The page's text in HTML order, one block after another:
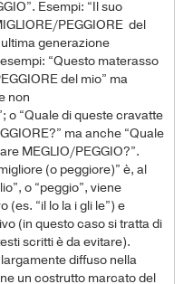
Esempi: “Il suo
PEGGIORE del
generazione
“Questo materasso
del mio” ma
non
o “Quale di queste cravatte
ma anche “Quale
MEGLIO/PEGGIO?”.
(o peggiore)” è, al
o “peggio”, viene
“il lo la i gli le”) e
(in questo caso si tratta di
scritti è da evitare).
diffuso nella
un costrutto marcato del